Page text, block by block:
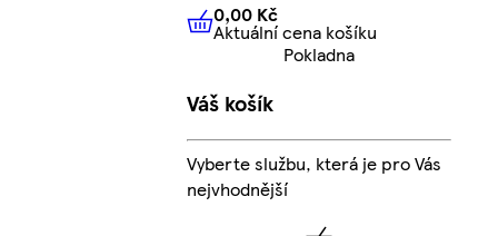
0,00 KčAktuální cena košíku
0,00 Kč
Aktuální cena košíku
Pokladna
Váš košík
Vyberte službu, která je pro Vás
nejvhodnější